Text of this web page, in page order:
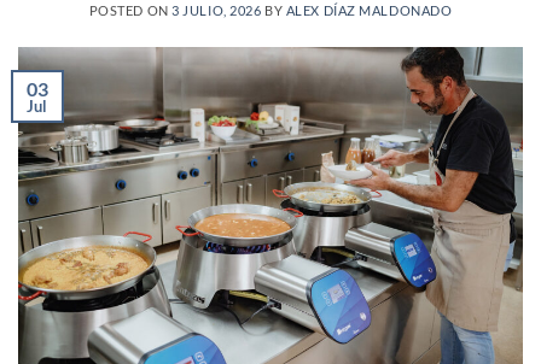
POSTED ON 3 JULIO, 2026 BY ALEX DÍAZ MALDONADO
03
Jul